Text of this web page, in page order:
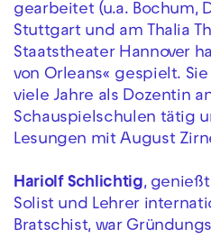
gearbeitet (u.a. Bochum,
Stuttgart und am Thalia
Staatstheater Hannover
von Orleans« gespielt.
viele Jahre als Dozentin
Schauspielschulen tätig
Lesungen mit August
Hariolf Schlichtig,
Solist und Lehrer
Bratschist, war